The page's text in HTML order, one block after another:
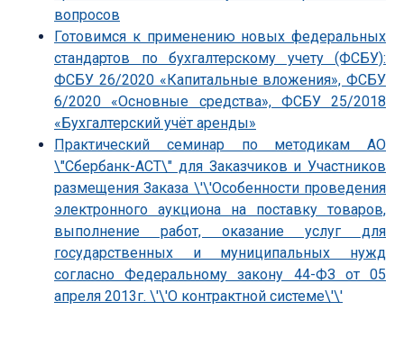
вопросов
Готовимся к применению новых федеральных
стандартов по бухгалтерскому учету (ФСБУ):
ФСБУ 26/2020 «Капитальные вложения», ФСБУ
6/2020 «Основные средства», ФСБУ 25/2018
«Бухгалтерский учёт аренды»
Практический семинар по методикам АО
\"Сбербанк-АСТ\" для Заказчиков и Участников
размещения Заказа \'\'Особенности проведения
электронного аукциона на поставку товаров,
выполнение работ, оказание услуг для
государственных и муниципальных нужд
согласно Федеральному закону 44-ФЗ от 05
апреля 2013г. \'\'О контрактной системе\'\'